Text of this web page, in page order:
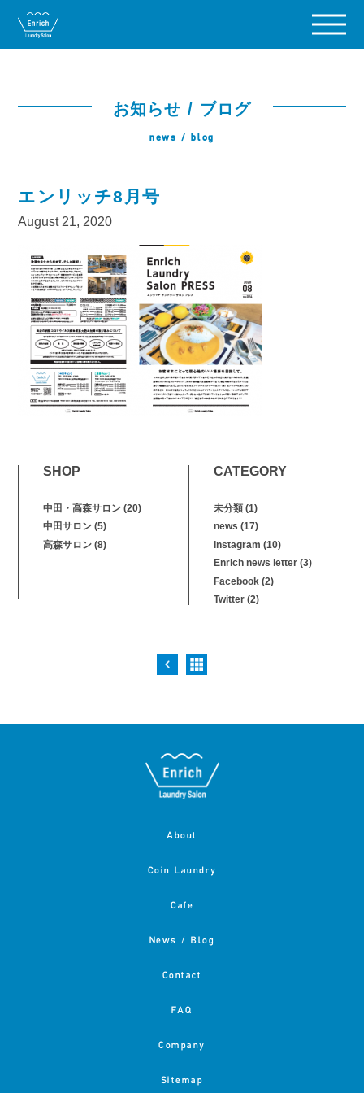
お知らせ / ブログ
news / blog
エンリッチ8月号
August 21, 2020
SHOP
中田・高森サロン (20)
中田サロン (5)
高森サロン (8)
CATEGORY
未分類 (1)
news (17)
Instagram (10)
Enrich news letter (3)
Facebook (2)
Twitter (2)
About
Coin Laundry
Cafe
News / Blog
Contact
FAQ
Company
Sitemap